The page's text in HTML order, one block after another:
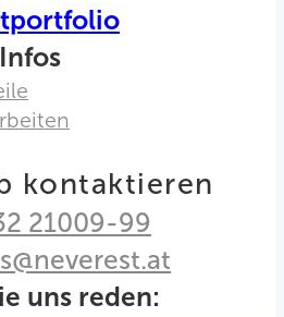
kontaktieren
21009-99
uns reden: